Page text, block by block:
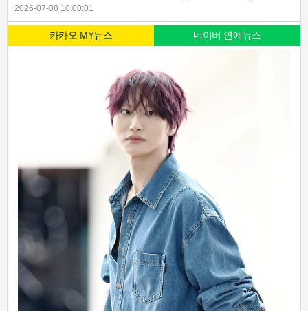
2026-07-08 10:00:01
카카오 MY뉴스 네이버 연예뉴스